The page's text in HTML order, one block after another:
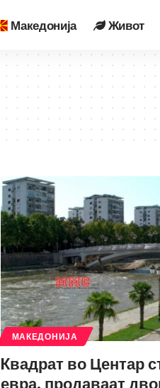
Македонија Живот
МАКЕДОНИЈА
Kвадрат во Центар
евра, продаваат